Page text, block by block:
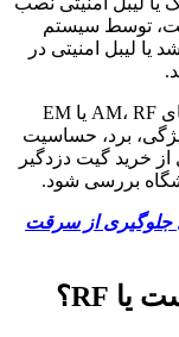
توسط سیستم
یا لیبل امنیتی در
سیستم‌های فروشگاهی معمولاً از تکنولوژی‌های AM، RF یا EM
برد، حساسیت
خرید گیت دزدگیر
بررسی شود.
جلوگیری از سرقت